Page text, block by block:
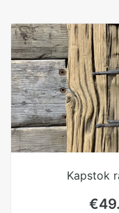
Kapstok
€